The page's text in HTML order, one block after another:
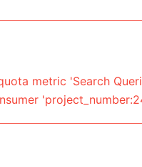
metric 'Search